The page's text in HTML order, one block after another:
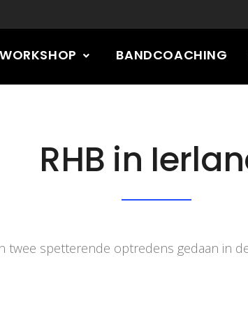
BANDCOACHING
RHB in
spetterende optredens gedaan in